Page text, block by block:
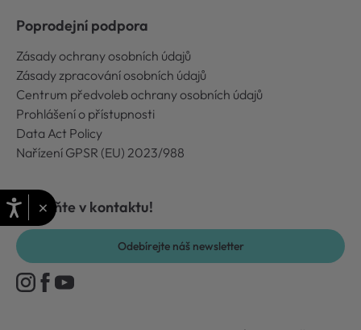
Poprodejní podpora
Zásady ochrany osobních údajů
Zásady zpracování osobních údajů
Centrum předvoleb ochrany osobních údajů
Prohlášení o přístupnosti
Data Act Policy
Nařízení GPSR (EU) 2023/988
Zůstaňte v kontaktu!
Odebírejte náš newsletter
×